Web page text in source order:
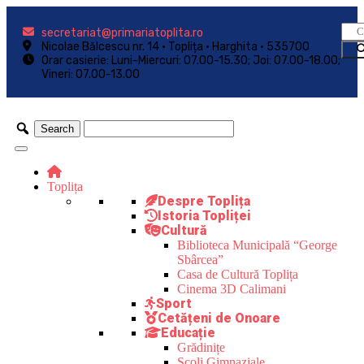
secretariat@primariatoplita.ro
Nicolae Bălcescu nr. 14 • Toplița • Harghita • 535700
Orar casierie: Luni-Miercuri: 07.00-15.30; Joi: 07.00-18.00;
Vineri: 07.00-13.00
Toplița
Despre Toplița
Istoria Topliței
Cultură
Biblioteca Municipală “George
Sbârcea”
Casa de Cultură Toplița
Cinema 3D Calimani
Sport
Cetățeni de Onoare
Educație
Grădinițe